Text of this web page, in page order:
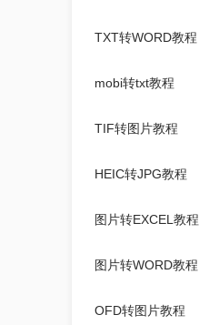
TXT转WORD教程
mobi转txt教程
TIF转图片教程
HEIC转JPG教程
图片转EXCEL教程
图片转WORD教程
OFD转图片教程